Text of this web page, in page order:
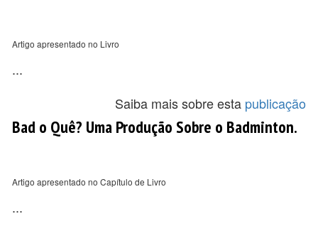
Artigo apresentado no Livro
...
Saiba mais sobre esta publicação
Bad o Quê? Uma Produção Sobre o Badminton.
Artigo apresentado no Capítulo de Livro
...